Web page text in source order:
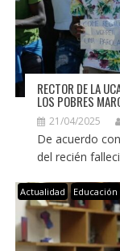
RECTOR DE LA
LOS POBRES
21/04/2025
De acuerdo
del recién
Actualidad Educación